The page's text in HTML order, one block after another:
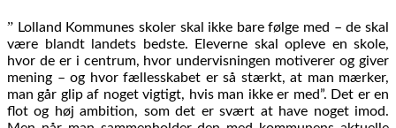
” Lolland Kommunes skoler skal ikke bare følge med – de skal
være blandt landets bedste. Eleverne skal opleve en skole,
hvor de er i centrum, hvor undervisningen motiverer og giver
mening – og hvor fællesskabet er så stærkt, at man mærker,
man går glip af noget vigtigt, hvis man ikke er med”. Det er en
flot og høj ambition, som det er svært at have noget imod.